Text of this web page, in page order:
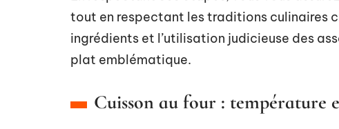
tout en respectant les traditions culinaires
ingrédients et l’utilisation judicieuse des
plat emblématique.
Cuisson au four : température